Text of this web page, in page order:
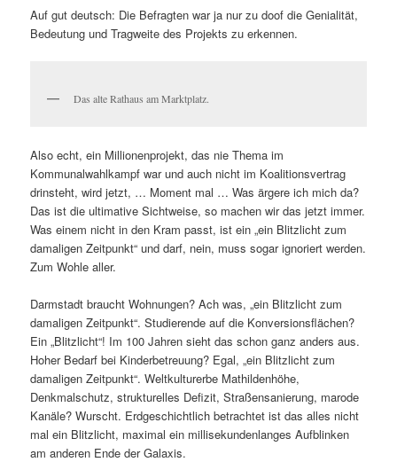
Auf gut deutsch: Die Befragten war ja nur zu doof die Genialität,
Bedeutung und Tragweite des Projekts zu erkennen.
Das alte Rathaus am Marktplatz.
Also echt, ein Millionenprojekt, das nie Thema im
Kommunalwahlkampf war und auch nicht im Koalitionsvertrag
drinsteht, wird jetzt, … Moment mal … Was ärgere ich mich da?
Das ist die ultimative Sichtweise, so machen wir das jetzt immer.
Was einem nicht in den Kram passt, ist ein „ein Blitzlicht zum
damaligen Zeitpunkt“ und darf, nein, muss sogar ignoriert werden.
Zum Wohle aller.
Darmstadt braucht Wohnungen? Ach was, „ein Blitzlicht zum
damaligen Zeitpunkt“. Studierende auf die Konversionsflächen?
Ein „Blitzlicht“! Im 100 Jahren sieht das schon ganz anders aus.
Hoher Bedarf bei Kinderbetreuung? Egal, „ein Blitzlicht zum
damaligen Zeitpunkt“. Weltkulturerbe Mathildenhöhe,
Denkmalschutz, strukturelles Defizit, Straßensanierung, marode
Kanäle? Wurscht. Erdgeschichtlich betrachtet ist das alles nicht
mal ein Blitzlicht, maximal ein millisekundenlanges Aufblinken
am anderen Ende der Galaxis.